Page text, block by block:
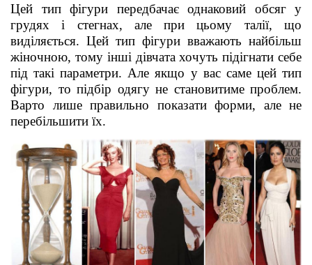
Цей тип фігури передбачає однаковий обсяг у
грудях і стегнах, але при цьому талії, що
виділяється. Цей тип фігури вважають найбільш
жіночною, тому інші дівчата хочуть підігнати себе
під такі параметри. Але якщо у вас саме цей тип
фігури, то підбір одягу не становитиме проблем.
Варто лише правильно показати форми, але не
перебільшити їх.